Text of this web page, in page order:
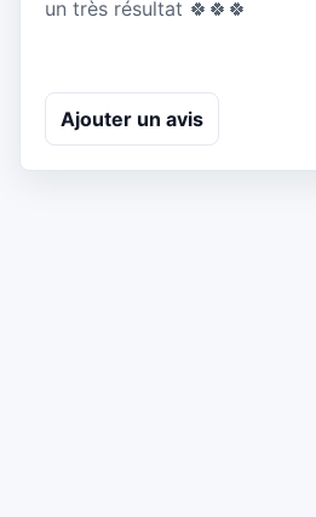
un très résultat 🍀🍀🍀
Ajouter un avis